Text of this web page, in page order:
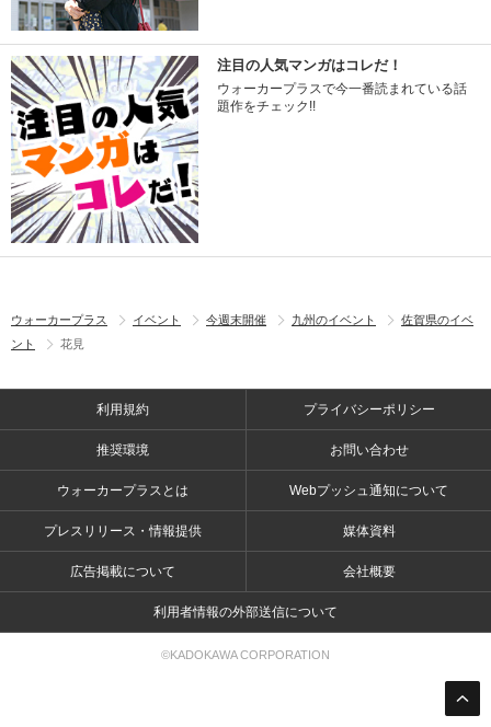
注目の人気マンガはコレだ！
ウォーカープラスで今一番読まれている話
題作をチェック!!
ウォーカープラス イベント 今週末開催 九州のイベント
佐賀県のイベ
ント
花見
利用規約 プライバシーポリシー
推奨環境 お問い合わせ
ウォーカープラスとは Webプッシュ通知について
プレスリリース・情報提供 媒体資料
広告掲載について 会社概要
利用者情報の外部送信について
©KADOKAWA CORPORATION